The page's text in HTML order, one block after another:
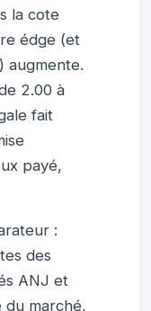
la cote
édge (et
augmente.
2.00 à
fait
payé,
:
des
ANJ et
du marché,